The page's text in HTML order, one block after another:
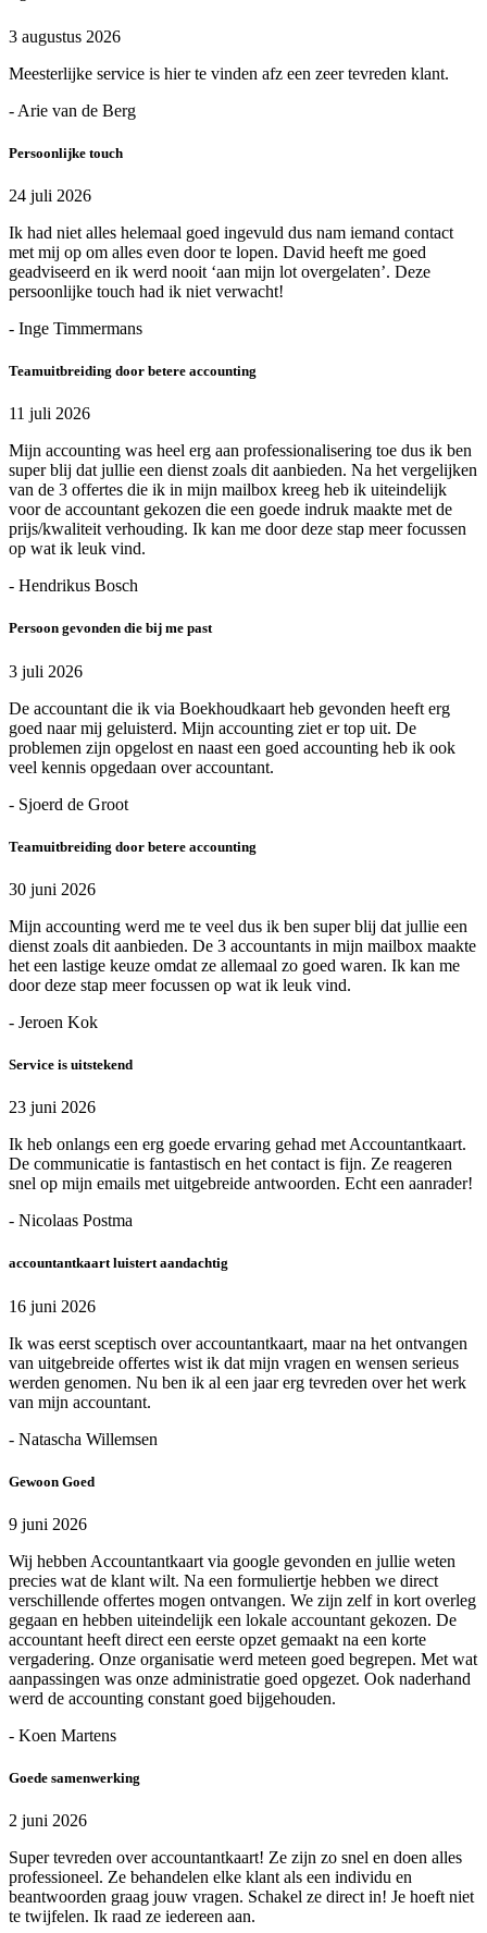
3 augustus 2026
Meesterlijke service is hier te vinden afz een zeer tevreden klant.
- Arie van de Berg
Persoonlijke touch
24 juli 2026
Ik had niet alles helemaal goed ingevuld dus nam iemand contact
met mij op om alles even door te lopen. David heeft me goed
geadviseerd en ik werd nooit ‘aan mijn lot overgelaten’. Deze
persoonlijke touch had ik niet verwacht!
- Inge Timmermans
Teamuitbreiding door betere accounting
11 juli 2026
Mijn accounting was heel erg aan professionalisering toe dus ik ben
super blij dat jullie een dienst zoals dit aanbieden. Na het vergelijken
van de 3 offertes die ik in mijn mailbox kreeg heb ik uiteindelijk
voor de accountant gekozen die een goede indruk maakte met de
prijs/kwaliteit verhouding. Ik kan me door deze stap meer focussen
op wat ik leuk vind.
- Hendrikus Bosch
Persoon gevonden die bij me past
3 juli 2026
De accountant die ik via Boekhoudkaart heb gevonden heeft erg
goed naar mij geluisterd. Mijn accounting ziet er top uit. De
problemen zijn opgelost en naast een goed accounting heb ik ook
veel kennis opgedaan over accountant.
- Sjoerd de Groot
Teamuitbreiding door betere accounting
30 juni 2026
Mijn accounting werd me te veel dus ik ben super blij dat jullie een
dienst zoals dit aanbieden. De 3 accountants in mijn mailbox maakte
het een lastige keuze omdat ze allemaal zo goed waren. Ik kan me
door deze stap meer focussen op wat ik leuk vind.
- Jeroen Kok
Service is uitstekend
23 juni 2026
Ik heb onlangs een erg goede ervaring gehad met Accountantkaart.
De communicatie is fantastisch en het contact is fijn. Ze reageren
snel op mijn emails met uitgebreide antwoorden. Echt een aanrader!
- Nicolaas Postma
accountantkaart luistert aandachtig
16 juni 2026
Ik was eerst sceptisch over accountantkaart, maar na het ontvangen
van uitgebreide offertes wist ik dat mijn vragen en wensen serieus
werden genomen. Nu ben ik al een jaar erg tevreden over het werk
van mijn accountant.
- Natascha Willemsen
Gewoon Goed
9 juni 2026
Wij hebben Accountantkaart via google gevonden en jullie weten
precies wat de klant wilt. Na een formuliertje hebben we direct
verschillende offertes mogen ontvangen. We zijn zelf in kort overleg
gegaan en hebben uiteindelijk een lokale accountant gekozen. De
accountant heeft direct een eerste opzet gemaakt na een korte
vergadering. Onze organisatie werd meteen goed begrepen. Met wat
aanpassingen was onze administratie goed opgezet. Ook naderhand
werd de accounting constant goed bijgehouden.
- Koen Martens
Goede samenwerking
2 juni 2026
Super tevreden over accountantkaart! Ze zijn zo snel en doen alles
professioneel. Ze behandelen elke klant als een individu en
beantwoorden graag jouw vragen. Schakel ze direct in! Je hoeft niet
te twijfelen. Ik raad ze iedereen aan.